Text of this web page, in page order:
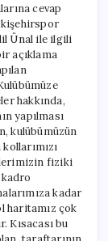
cevap
Ünal ile ilgili
açıklama
hakkında,
yapılması
kulübümüzün
fiziki
kadar
haritamız çok
Kısacası bu